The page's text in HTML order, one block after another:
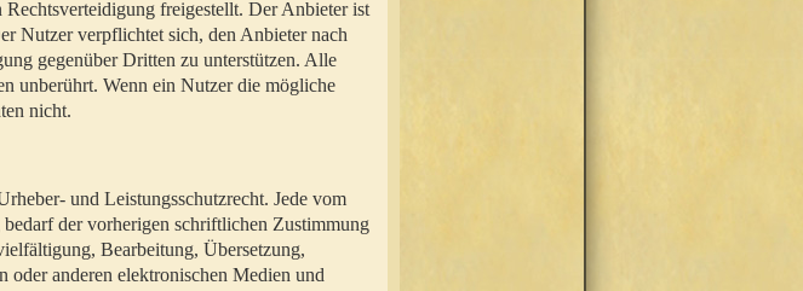
freigestellt. Der Anbieter ist
Nutzer verpflichtet sich, den Anbieter nach
gegenüber Dritten zu unterstützen. Alle
unberührt. Wenn ein Nutzer die mögliche
nicht.
und Leistungsschutzrecht. Jede vom
der vorherigen schriftlichen Zustimmung
Bearbeitung, Übersetzung,
oder anderen elektronischen Medien und